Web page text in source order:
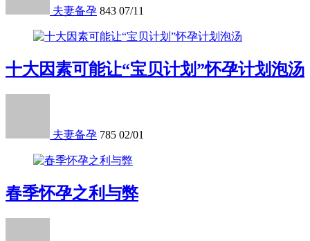
夫妻备孕 843 07/11
十大因素可能让“宝贝计划”怀孕计划泡汤
夫妻备孕 785 02/01
春季怀孕之利与弊